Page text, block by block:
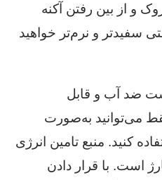
و از بین رفتن آکنه
سفیدتر و نرم‌تر خواهید
ضد آب و قابل
به‌صورت
کنید. منبع تامین انرژی
است. با قرار دادن